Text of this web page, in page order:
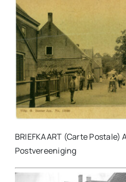
BRIEFKAART (Carte Postale)
Postvereeniging